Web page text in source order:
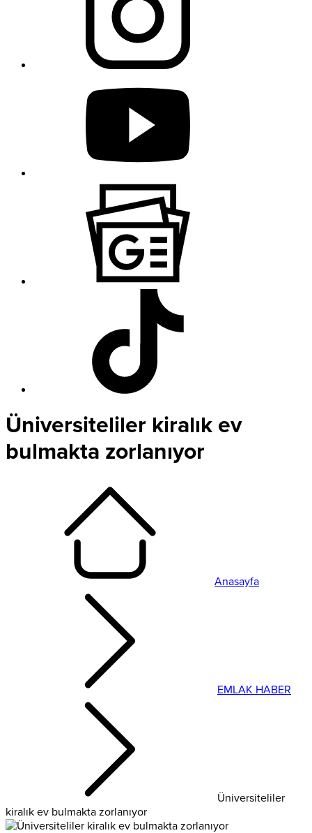
Üniversiteliler kiralık ev
bulmakta zorlanıyor
Anasayfa
EMLAK HABER
Üniversiteliler
kiralık ev bulmakta zorlanıyor